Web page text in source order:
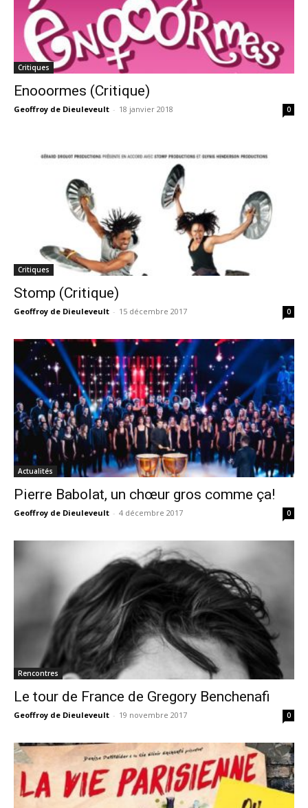
Critiques
Enooormes (Critique)
Geoffroy de Dieuleveult - 18 janvier 2018 0
Critiques
Stomp (Critique)
Geoffroy de Dieuleveult - 15 décembre 2017 0
Actualités
Pierre Babolat, un chœur gros comme ça!
Geoffroy de Dieuleveult - 4 décembre 2017 0
Rencontres
Le tour de France de Gregory Benchenafi
Geoffroy de Dieuleveult - 19 novembre 2017 0